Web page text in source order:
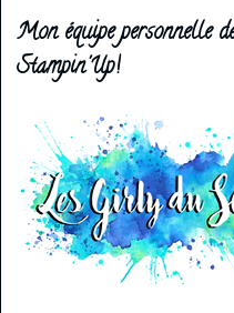
Mon équipe personnelle
Stampin'Up!